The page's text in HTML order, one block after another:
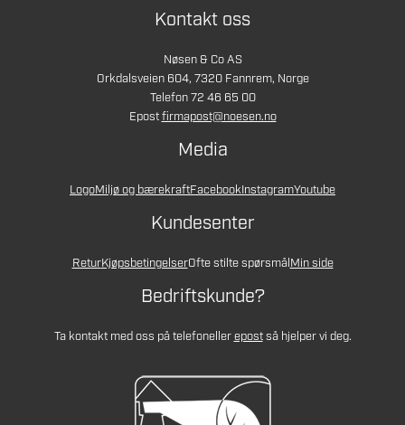
Kontakt oss
Nøsen & Co AS
Orkdalsveien 604, 7320 Fannrem, Norge
Telefon 72 46 65 00
Epostfirmapost@noesen.no
Media
LogoMiljø og bærekraftFacebookInstagramYoutube
Kundesenter
ReturKjøpsbetingelserOfte stilte spørsmålMin side
Bedriftskunde?
Ta kontakt med oss på telefonellerepostså hjelper vi deg.